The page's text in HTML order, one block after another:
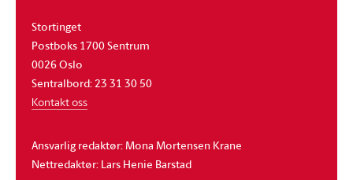
Stortinget
Postboks 1700 Sentrum
0026 Oslo
Sentralbord: 23 31 30 50
Kontakt oss
Ansvarlig redaktør: Mona Mortensen Krane
Nettredaktør: Lars Henie Barstad